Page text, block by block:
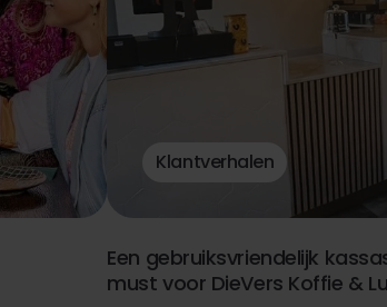
Klantverhalen
Een gebruiksvriendelijk
must voor DieVers Koffie &